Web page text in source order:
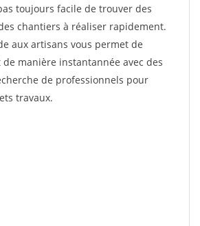
toujours facile de trouver des
chantiers à réaliser rapidement.
aux artisans vous permet de
manière instantannée avec des
de professionnels pour
travaux.